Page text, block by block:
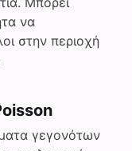
να
στην περιοχή
γεγονότων